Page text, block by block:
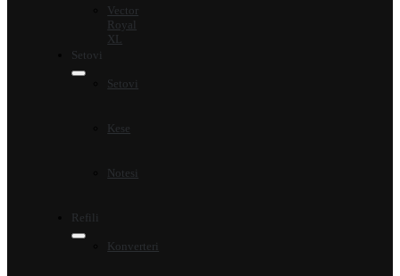
Vector
Royal
XL
Setovi
Setovi
Kese
Notesi
Refili
Konverteri